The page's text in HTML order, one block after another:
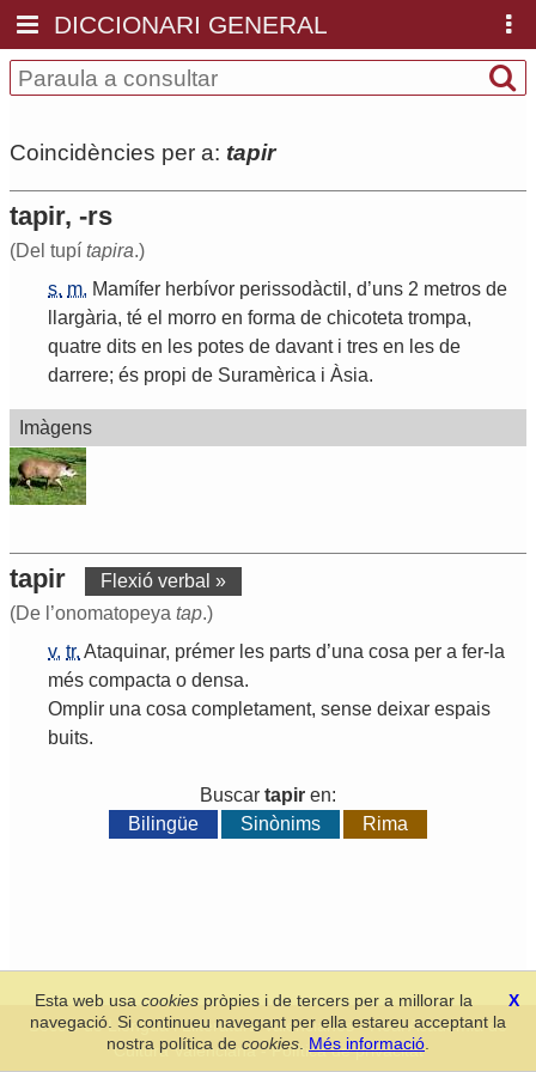
DICCIONARI GENERAL
Coincidències per a: tapir
tapir, -rs
(Del tupí tapira.)
s. m. Mamífer herbívor perissodàctil , d’uns 2 metros de
llargària, té el morro en forma de chicoteta trompa,
quatre dits en les potes de davant i tres en les de
darrere; és propi de Suramèrica i Àsia.
Imàgens
tapir
Flexió verbal »
(De l’onomatopeya tap.)
v. tr. Ataquinar, prémer les parts d’una cosa per a fer- la
més compacta o densa.
Omplir una cosa completament, sense deixar espais
buits.
Buscar tapir en:
Bilingüe
Sinònims Rima
Secció de Llengua i Lliteratura Valencianes-Real Acadèmia de
Cultura Valenciana-Política de privacitat
X
Esta web usacookies pròpies i de tercers per a millorar la
navegació. Si continueu navegant per ella estareu acceptant la
nostra política de cookies Més informació